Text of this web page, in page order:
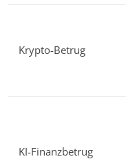
Krypto-Betrug
KI-Finanzbetrug